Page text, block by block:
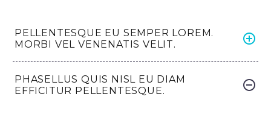
PELLENTESQUE EU SEMPER LOREM.
MORBI VEL VENENATIS VELIT.
PHASELLUS QUIS NISL EU DIAM
EFFICITUR PELLENTESQUE.